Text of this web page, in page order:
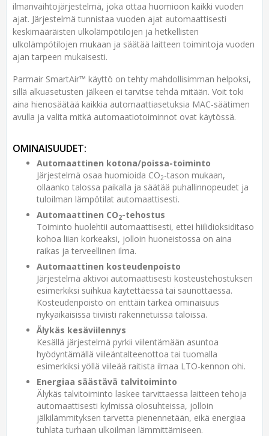
ilmanvaihtojärjestelmä, joka ottaa huomioon kaikki vuoden
ajat. Järjestelmä tunnistaa vuoden ajat automaattisesti
keskimääräisten ulkolämpötilojen ja hetkellisten
ulkolämpötilojen mukaan ja säätää laitteen toimintoja vuoden
ajan tarpeen mukaisesti.
Parmair SmartAir™ käyttö on tehty mahdollisimman helpoksi,
sillä alkuasetusten jälkeen ei tarvitse tehdä mitään. Voit toki
aina hienosäätää kaikkia automaattiasetuksia MAC-säätimen
avulla ja valita mitkä automaatiotoiminnot ovat käytössä.
OMINAISUUDET:
Automaattinen kotona/poissa-toiminto
Järjestelmä osaa huomioida CO2-tason mukaan,
ollaanko talossa paikalla ja säätää puhallinnopeudet ja
tuloilman lämpötilat automaattisesti.
Automaattinen CO2-tehostus
Toiminto huolehtii automaattisesti, ettei hiilidioksiditaso
kohoa liian korkeaksi, jolloin huoneistossa on aina
raikas ja terveellinen ilma.
Automaattinen kosteudenpoisto
Järjestelmä aktivoi automaattisesti kosteustehostuksen
esimerkiksi suihkua käytettäessä tai saunottaessa.
Kosteudenpoisto on erittäin tärkeä ominaisuus
nykyaikaisissa tiiviisti rakennetuissa taloissa.
Älykäs kesäviilennys
Kesällä järjestelmä pyrkii viilentämään asuntoa
hyödyntämällä viileäntalteenottoa tai tuomalla
esimerkiksi yöllä viileää raitista ilmaa LTO-kennon ohi.
Energiaa säästävä talvitoiminto
Älykäs talvitoiminto laskee tarvittaessa laitteen tehoja
automaattisesti kylmissä olosuhteissa, jolloin
jälkilämmityksen tarvetta pienennetään, eikä energiaa
tuhlata turhaan ulkoilman lämmittämiseen.